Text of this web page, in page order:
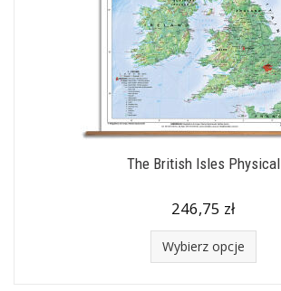
The British Isles Physical
246,75 zł
Wybierz opcje